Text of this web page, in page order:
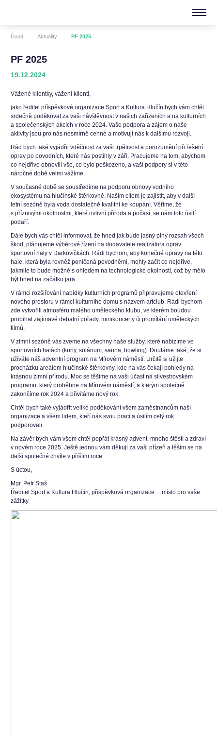
Úvod Aktuality PF 2025
PF 2025
19.12.2024
Vážené klientky, vážení klienti,
jako ředitel příspěvkové organizace Sport a Kultura Hlučín bych vám chtěl
srdečně poděkovat za vaši návštěvnost v našich zařízeních a na kulturních
a společenských akcích v roce 2024. Vaše podpora a zájem o naše
aktivity jsou pro nás nesmírně cenné a motivují nás k dalšímu rozvoji.
Rád bych také vyjádřil vděčnost za vaši trpělivost a porozumění při řešení
oprav po povodních, které nás postihly v září. Pracujeme na tom, abychom
co nejdříve obnovili vše, co bylo poškozeno, a vaší podpory si v této
náročné době velmi vážíme.
V současné době se soustředíme na podporu obnovy vodního
ekosystému na hlučínské štěrkovně. Naším cílem je zajistit, aby v další
letní sezóně byla voda dostatečně kvalitní ke koupání. Věříme, že
s příznivými okolnostmi, které ovlivní příroda a počasí, se nám toto úsilí
podaří.
Dále bych vás chtěl informovat, že hned jak bude jasný plný rozsah všech
škod, plánujeme výběrové řízení na dodavatele realizátora oprav
sportovní haly v Darkovičkách. Rádi bychom, aby konečné opravy na této
hale, která byla rovněž poničená povodněmi, mohly začít co nejdříve,
jakmile to bude možné s ohledem na technologické okolnosti, což by mělo
být hned na začátku jara.
V rámci rozšiřování nabídky kulturních programů připravujeme otevření
nového prostoru v rámci kulturního domu s názvem artclub. Rádi bychom
zde vytvořili atmosféru malého uměleckého klubu, ve kterém boudou
probíhat zajímavé debatní pořady, minikoncerty či promítání uměleckých
filmů.
V zimní sezóně vás zveme na všechny naše služby, které nabízíme ve
sportovních halách (kurty, solárium, sauna, bowling). Doufáme také, že si
užíváte náš adventní program na Mírovém náměstí. Určitě si užijte
procházku areálem hlučínské štěrkovny, kde na vás čekají pohledy na
krásnou zimní přírodu. Moc se těšíme na vaši účast na silvestrovském
programu, který proběhne na Mírovém náměstí, a kterým společně
zakončíme rok 2024 a přivítáme nový rok.
Chtěl bych také vyjádřit veliké poděkování všem zaměstnancům naší
organizace a všem lidem, kteří nás svou prací a úsilím celý rok
podporovali.
Na závěr bych vám všem chtěl popřát krásný advent, mnoho štěstí a zdraví
v novém roce 2025. Ještě jednou vám děkuji za vaši přízeň a těším se na
další společné chvíle v příštím roce.
S úctou,
Mgr. Petr Staš
Ředitel Sport a Kultura Hlučín, příspěvková organizace …místo pro vaše
zážitky